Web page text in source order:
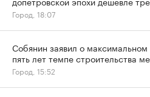
Город, 18:07
Собянин заявил о максимальном
пять лет темпе строительства
Город, 15:52